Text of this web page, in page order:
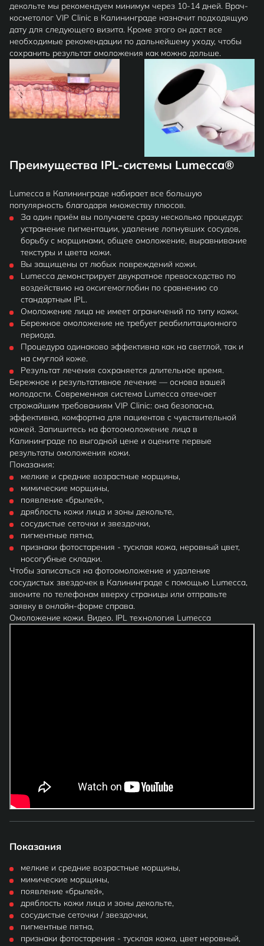
декольте мы рекомендуем минимум через 10-14 дней. Врач-
косметолог VIP Clinic в Калининграде назначит подходящую
дату для следующего визита. Кроме этого он даст все
необходимые рекомендации по дальнейшему уходу, чтобы
сохранить результат омоложения как можно дольше.
Преимущества IPL-системы Lumecca®
Lumecca в Калининграде набирает все большую
популярность благодаря множеству плюсов.
За один приём вы получаете сразу несколько процедур:
устранение пигментации, удаление лопнувших сосудов,
борьбу с морщинами, общее омоложение, выравнивание
текстуры и цвета кожи.
Вы защищены от любых повреждений кожи.
Lumecca демонстрирует двукратное превосходство по
воздействию на оксигемоглобин по сравнению со
стандартным IPL.
Омоложение лица не имеет ограничений по типу кожи.
Бережное омоложение не требует реабилитационного
периода.
Процедура одинаково эффективна как на светлой, так и
на смуглой коже.
Результат лечения сохраняется длительное время.
Бережное и результативное лечение — основа вашей
молодости. Современная система Lumecca отвечает
строжайшим требованиям VIP Clinic: она безопасна,
эффективна, комфортна для пациентов с чувствительной
кожей. Запишитесь на фотоомоложение лица в
Калининграде по выгодной цене и оцените первые
результаты омоложения кожи.
Показания:
мелкие и средние возрастные морщины,
мимические морщины,
появление «брылей»,
дряблость кожи лица и зоны декольте,
сосудистые сеточки и звездочки,
пигментные пятна,
признаки фотостарения - тусклая кожа, неровный цвет,
носогубные складки.
Чтобы записаться на фотоомоложение и удаление
сосудистых звездочек в Калининграде с помощью Lumecca,
звоните по телефонам вверху страницы или отправьте
заявку в онлайн-форме справа.
Омоложение кожи. Видео. IPL технология Lumecca
Показания
мелкие и средние возрастные морщины,
мимические морщины,
появление «брылей»,
дряблость кожи лица и зоны декольте,
сосудистые сеточки / звездочки,
пигментные пятна,
признаки фотостарения - тусклая кожа, цвет неровный,